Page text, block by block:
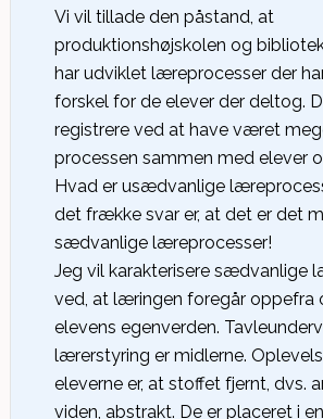
Vi vil tillade den påstand, at
produktionshøjskolen og
har udviklet læreprocesser der
forskel for de elever der deltog.
registrere ved at have været
processen sammen med elever
Hvad er usædvanlige
det frække svar er, at det er det
sædvanlige læreprocesser!
Jeg vil karakterisere sædvanlige
ved, at læringen foregår oppefra
elevens egenverden.
lærerstyring er midlerne.
eleverne er, at stoffet fjernt, dvs.
viden, abstrakt. De er placeret i